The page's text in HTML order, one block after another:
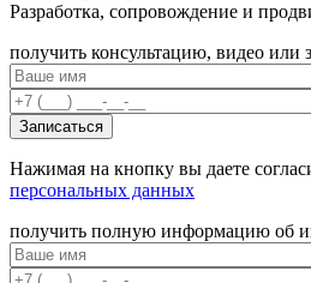
Разработка, сопровождение и
получить консультацию, видео или
Нажимая на кнопку вы даете
персональных данных
получить полную информацию об